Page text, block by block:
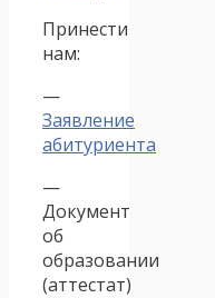
Принести
нам:
—
Заявление
абитуриента
—
Документ
об
образовании
(аттестат)